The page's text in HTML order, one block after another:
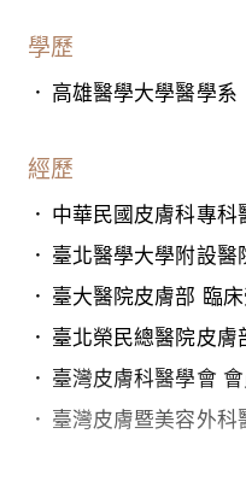
學歷
高雄醫學大學醫學系
經歷
中華民國皮膚科專科
臺北醫學大學附設醫
臺大醫院皮膚部 臨
臺北榮民總醫院皮膚
臺灣皮膚科醫學會 會
臺灣皮膚暨美容外科